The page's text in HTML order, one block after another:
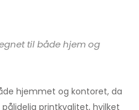
til både hjem og
hjemmet og kontoret, da
printkvalitet, hvilket